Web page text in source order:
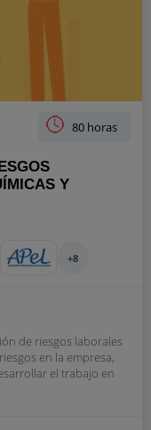
80 horas
Y
+8
de riesgos laborales
en la empresa,
el trabajo en